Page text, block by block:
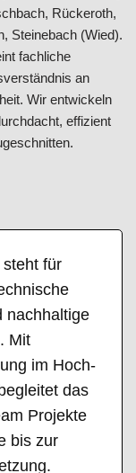
Rückeroth,
Steinebach (Wied).
fachliche
an
Wir entwickeln
effizient
für
nachhaltige
Mit
im Hoch-
das
Projekte
bis zur